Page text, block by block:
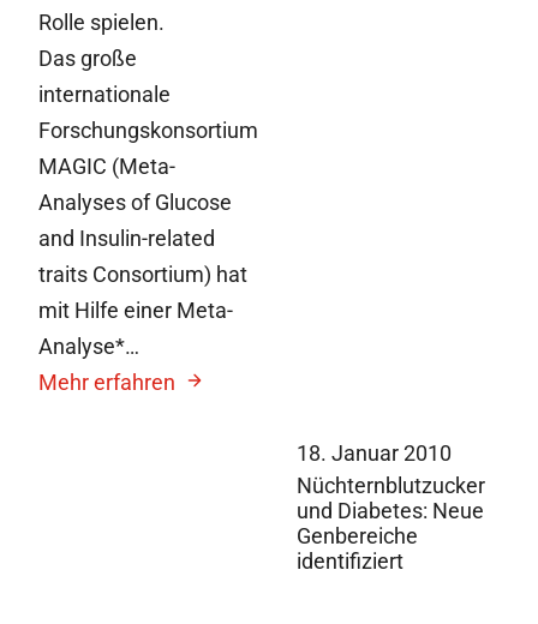
18. Januar 2010
Nüchternblutzucker
und Diabetes: Neue
Genbereiche
identifiziert
Rolle spielen.
Das große
internationale
Forschungskonsortium
MAGIC (Meta-
Analyses of Glucose
and Insulin-related
traits Consortium) hat
mit Hilfe einer Meta-
Analyse*…
Mehr erfahren